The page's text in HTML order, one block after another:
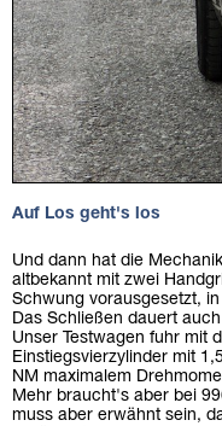
Auf Los geht's los
Und dann hat die
altbekannt mit zwei
Schwung vorausgesetzt,
Das Schließen dauert
Unser Testwagen fuhr mit
Einstiegsvierzylinder mit
NM maximalem
Mehr braucht's aber bei
muss aber erwähnt sein,